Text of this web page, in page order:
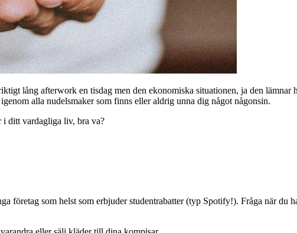
lång afterwork en tisdag men den ekonomiska situationen, ja den lämnar
alla nudelsmaker som finns eller aldrig unna dig något någonsin.
i ditt vardagliga liv, bra va?
företag som helst som erbjuder studentrabatter (typ Spotify!). Fråga när du